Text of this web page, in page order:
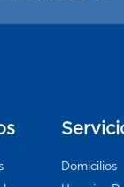
Domicilios